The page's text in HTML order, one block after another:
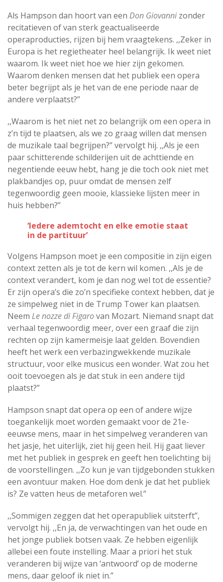
Als Hampson dan hoort van een Don Giovanni zonder
recitatieven of van sterk geactualiseerde
operaproducties, rijzen bij hem vraagtekens. ,,Zeker in
Europa is het regietheater heel belangrijk. Ik weet niet
waarom. Ik weet niet hoe we hier zijn gekomen.
Waarom denken mensen dat het publiek een opera
beter begrijpt als je het van de ene periode naar de
andere verplaatst?”
,,Waarom is het niet net zo belangrijk om een opera in
z’n tijd te plaatsen, als we zo graag willen dat mensen
de muzikale taal begrijpen?” vervolgt hij. ,,Als je een
paar schitterende schilderijen uit de achttiende en
negentiende eeuw hebt, hang je die toch ook niet met
plakbandjes op, puur omdat de mensen zelf
tegenwoordig geen mooie, klassieke lijsten meer in
huis hebben?”
‘Iedere ademtocht en elke emotie staat
in de partituur’
Volgens Hampson moet je een compositie in zijn eigen
context zetten als je tot de kern wil komen. ,,Als je de
context verandert, kom je dan nog wel tot de essentie?
Er zijn opera’s die zo’n specifieke context hebben, dat je
ze simpelweg niet in de Trump Tower kan plaatsen.
Neem Le nozze di Figarovan Mozart. Niemand snapt dat
verhaal tegenwoordig meer, over een graaf die zijn
rechten op zijn kamermeisje laat gelden. Bovendien
heeft het werk een verbazingwekkende muzikale
structuur, voor elke musicus een wonder. Wat zou het
ooit toevoegen als je dat stuk in een andere tijd
plaatst?”
Hampson snapt dat opera op een of andere wijze
toegankelijk moet worden gemaakt voor de 21e-
eeuwse mens, maar in het simpelweg veranderen van
het jasje, het uiterlijk, ziet hij geen heil. Hij gaat liever
met het publiek in gesprek en geeft hen toelichting bij
de voorstellingen. ,,Zo kun je van tijdgebonden stukken
een avontuur maken. Hoe dom denk je dat het publiek
is? Ze vatten heus de metaforen wel.”
,,Sommigen zeggen dat het operapubliek uitsterft”,
vervolgt hij. ,,En ja, de verwachtingen van het oude en
het jonge publiek botsen vaak. Ze hebben eigenlijk
allebei een foute instelling. Maar a priori het stuk
veranderen bij wijze van ‘antwoord’ op de moderne
mens, daar geloof ik niet in.”